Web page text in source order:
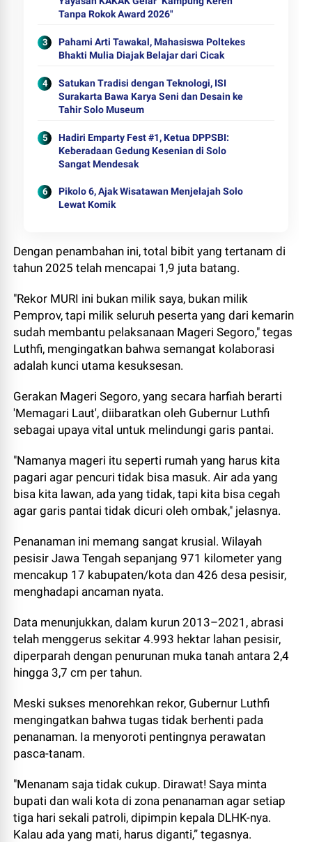
Tanpa Rokok Award 2026"
Pahami Arti Tawakal, Mahasiswa Poltekes
Bhakti Mulia Diajak Belajar dari Cicak
Satukan Tradisi dengan Teknologi, ISI
Surakarta Bawa Karya Seni dan Desain ke
Tahir Solo Museum
Hadiri Emparty Fest #1, Ketua DPPSBI:
Keberadaan Gedung Kesenian di Solo
Sangat Mendesak
Pikolo 6, Ajak Wisatawan Menjelajah Solo
Lewat Komik
Dengan penambahan ini, total bibit yang tertanam di
tahun 2025 telah mencapai 1,9 juta batang.
"Rekor MURI ini bukan milik saya, bukan milik
Pemprov, tapi milik seluruh peserta yang dari kemarin
sudah membantu pelaksanaan Mageri Segoro," tegas
Luthfi, mengingatkan bahwa semangat kolaborasi
adalah kunci utama kesuksesan.
Gerakan Mageri Segoro, yang secara harfiah berarti
'Memagari Laut', diibaratkan oleh Gubernur Luthfi
sebagai upaya vital untuk melindungi garis pantai.
"Namanya mageri itu seperti rumah yang harus kita
pagari agar pencuri tidak bisa masuk. Air ada yang
bisa kita lawan, ada yang tidak, tapi kita bisa cegah
agar garis pantai tidak dicuri oleh ombak," jelasnya.
Penanaman ini memang sangat krusial. Wilayah
pesisir Jawa Tengah sepanjang 971 kilometer yang
mencakup 17 kabupaten/kota dan 426 desa pesisir,
menghadapi ancaman nyata.
Data menunjukkan, dalam kurun 2013–2021, abrasi
telah menggerus sekitar 4.993 hektar lahan pesisir,
diperparah dengan penurunan muka tanah antara 2,4
hingga 3,7 cm per tahun.
Meski sukses menorehkan rekor, Gubernur Luthfi
mengingatkan bahwa tugas tidak berhenti pada
penanaman. Ia menyoroti pentingnya perawatan
pasca-tanam.
"Menanam saja tidak cukup. Dirawat! Saya minta
bupati dan wali kota di zona penanaman agar setiap
tiga hari sekali patroli, dipimpin kepala DLHK-nya.
Kalau ada yang mati, harus diganti,” tegasnya.